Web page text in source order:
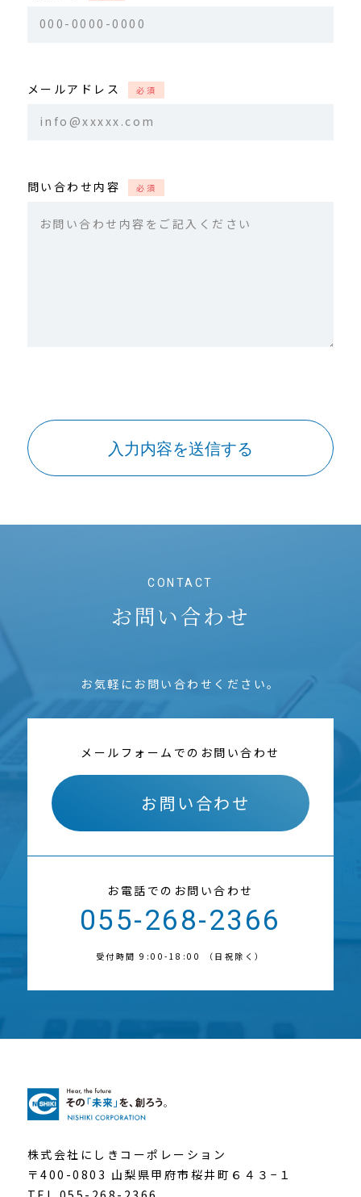
メールアドレス 必須
問い合わせ内容 必須
CONTACT
お問い合わせ
お気軽にお問い合わせください。
メールフォームでのお問い合わせ
お問い合わせ
お電話でのお問い合わせ
055-268-2366
受付時間 9:00-18:00 （日祝除く）
株式会社にしきコーポレーション
〒400-0803 山梨県甲府市桜井町６４３−１